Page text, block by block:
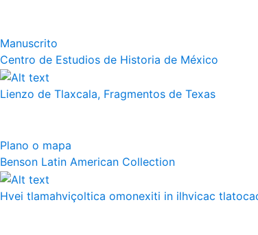
Manuscrito
Centro de Estudios de Historia de México
Lienzo de Tlaxcala, Fragmentos de Texas
Plano o mapa
Benson Latin American Collection
Hvei tlamahviçoltica omonexiti in ilhvicac